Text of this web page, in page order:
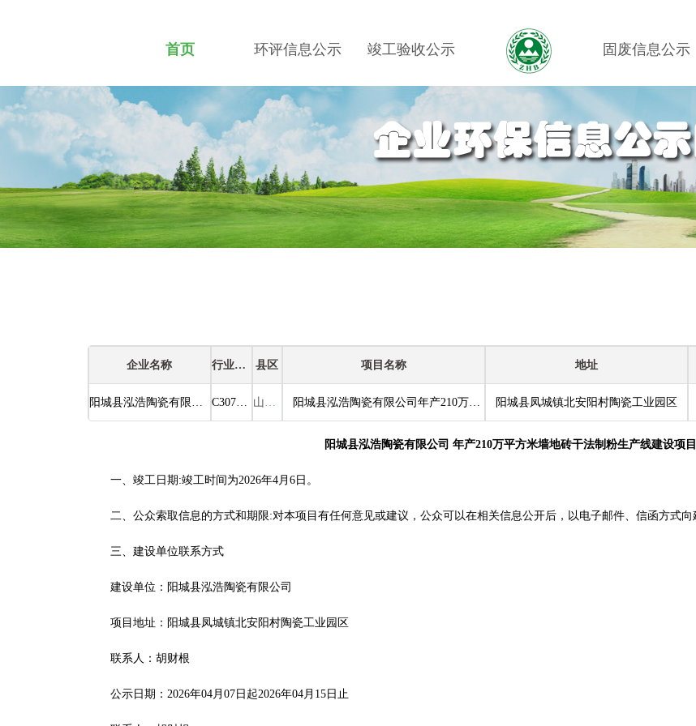
首页 环评信息公示 竣工验收公示 固废信息公示
招贤纳士
企业名称 行业类别 县区 项目名称 地址
阳城县泓浩陶瓷有限公司 C3071建筑陶瓷制品制造 山西省阳城县 阳城县泓浩陶瓷有限公司年产210万平方米墙地砖干法制粉生产线建设项目 阳城县凤城镇北安阳村陶瓷工业园区
阳城县泓浩陶瓷有限公司 年产210万平方米墙地砖干法制粉生产线建设项
一、竣工日期:竣工时间为2026年4月6日。
二、公众索取信息的方式和期限:对本项目有任何意见或建议，公众可以在相关信息公开后，以电子邮件、信函方式向
三、建设单位联系方式
建设单位：阳城县泓浩陶瓷有限公司
项目地址：阳城县凤城镇北安阳村陶瓷工业园区
联系人：胡财根
公示日期：2026年04月07日起2026年04月15日止